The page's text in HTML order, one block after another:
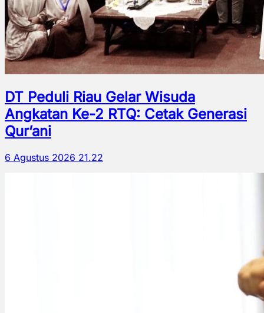
DT Peduli Riau Gelar Wisuda
Angkatan Ke-2 RTQ: Cetak Generasi
Qur’ani
6 Agustus 2026 21.22